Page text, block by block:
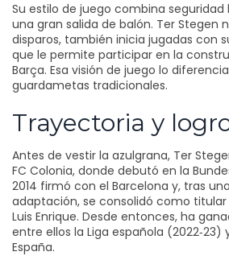
Su estilo de juego combina seguridad
una gran salida de balón. Ter Stegen
disparos, también inicia jugadas con
que le permite participar en la
Barça. Esa visión de juego lo
guardametas tradicionales.
Trayectoria y
Antes de vestir la azulgrana, Ter
FC Colonia, donde debutó en la
2014 firmó con el Barcelona y, tras
adaptación, se consolidó como
Luis Enrique. Desde entonces, ha
entre ellos la Liga española (2022‑23)
España.